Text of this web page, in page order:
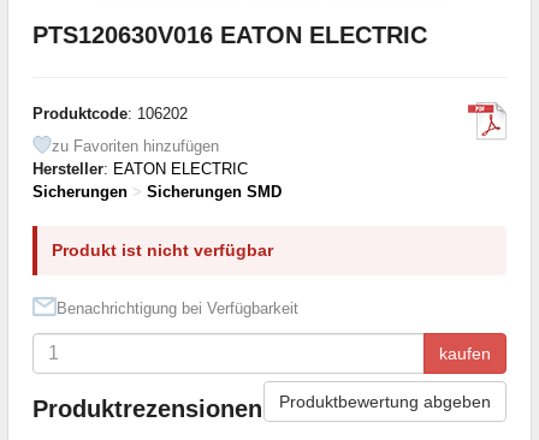
PTS120630V016 EATON ELECTRIC
Produktcode: 106202
zu Favoriten hinzufügen
Hersteller: EATON ELECTRIC
Sicherungen > Sicherungen SMD
Produkt ist nicht verfügbar
Benachrichtigung bei Verfügbarkeit
kaufen
Produktrezensionen Produktbewertung abgeben